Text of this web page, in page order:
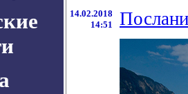
14.02.2018
14:51